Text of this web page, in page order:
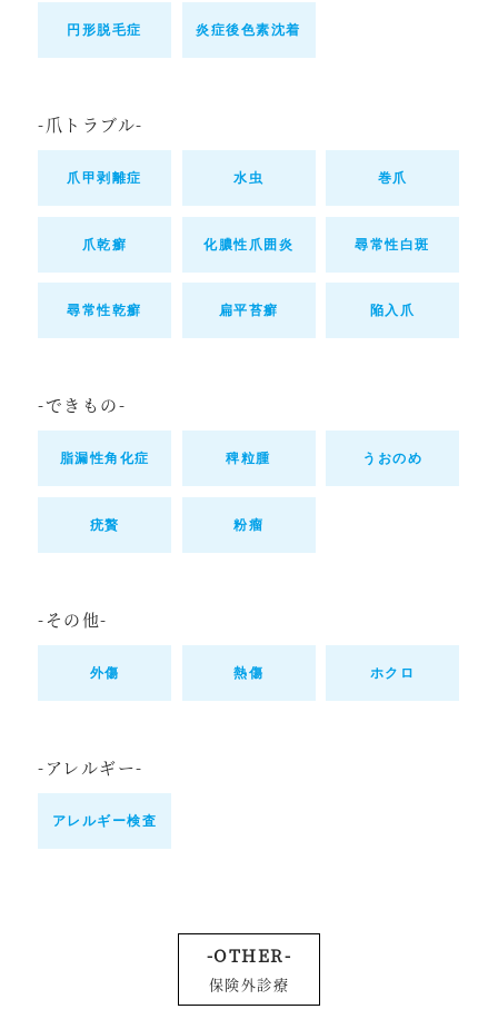
円形脱毛症 炎症後色素沈着
-爪トラブル-
爪甲剥離症 水虫 巻爪
爪乾癬 化膿性爪囲炎 尋常性白斑
尋常性乾癬 扁平苔癬 陥入爪
-できもの-
脂漏性角化症 稗粒腫 うおのめ
疣贅 粉瘤
-その他-
外傷 熱傷 ホクロ
-アレルギー-
アレルギー検査
-OTHER-
保険外診療